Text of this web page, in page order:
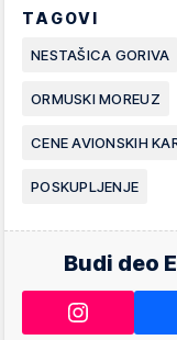
TAGOVI
NESTAŠICA GORIVA
ORMUSKI MOREUZ
CENE AVIONSKIH
POSKUPLJENJE
Budi deo